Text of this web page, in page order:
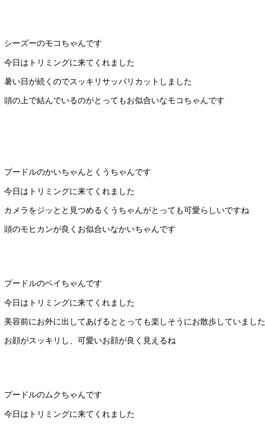
ッ
ト
サ
ロ
ッ
ト
ホ
シーズーのモコちゃんです
今日はトリミングに来てくれました
暑い日が続くのでスッキリサッパリカットしました
頭の上で結んでいるのがとってもお似合いなモコちゃんです
プードルのかいちゃんとくうちゃんです
今日はトリミングに来てくれました
カメラをジッとと見つめるくうちゃんがとっても可愛らしいですね
頭のモヒカンが良くお似合いなかいちゃんです
プードルのベイちゃんです
今日はトリミングに来てくれました
美容前にお外に出してあげるととっても楽しそうにお散歩していました
お顔がスッキリし、可愛いお顔が良く見えるね
プードルのムクちゃんです
今日はトリミングに来てくれました